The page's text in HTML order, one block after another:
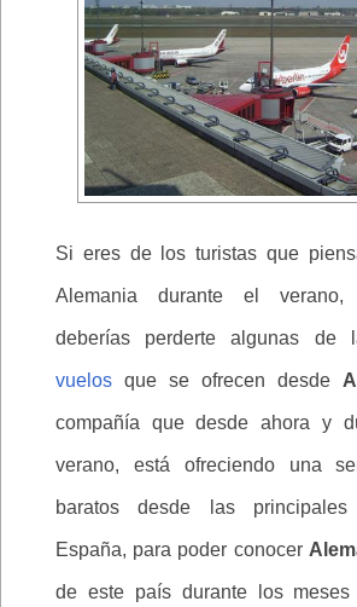
Si eres de los turistas que
Alemania durante el verano,
deberías perderte algunas de
vuelos que se ofrecen desde
compañía que desde ahora y
verano, está ofreciendo una
baratos desde las
España, para poder conocer
de este país durante los